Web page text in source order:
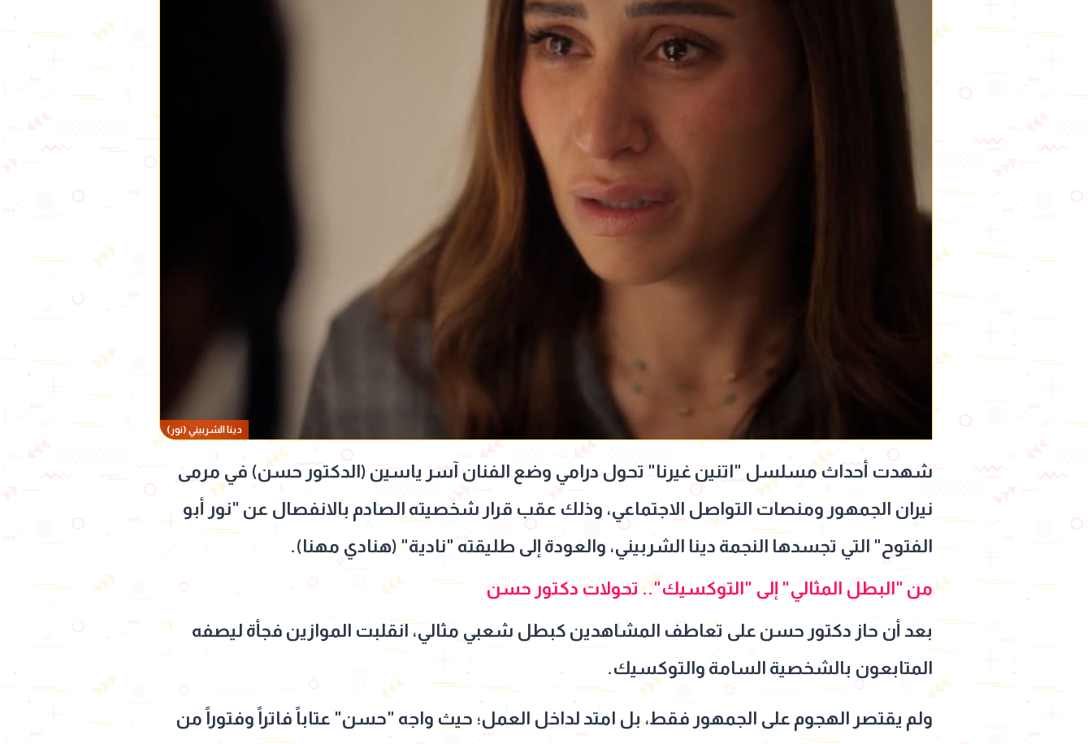
دينا الشربيني (نور)
شهدت أحداث مسلسل "اتنين غيرنا" تحول درامي وضع الفنان آسر ياسين (الدكتور حسن) في مرمى
نيران الجمهور ومنصات التواصل الاجتماعي، وذلك عقب قرار شخصيته الصادم بالانفصال عن "نور أبو
الفتوح" التي تجسدها النجمة دينا الشربيني، والعودة إلى طليقته "نادية" (هنادي مهنا).
من "البطل المثالي" إلى "التوكسيك".. تحولات دكتور حسن
بعد أن حاز دكتور حسن على تعاطف المشاهدين كبطل شعبي مثالي، انقلبت الموازين فجأة ليصفه
المتابعون بالشخصية السامة والتوكسيك.
ولم يقتصر الهجوم على الجمهور فقط، بل امتد لداخل العمل؛ حيث واجه "حسن" عتاباً فاتراً وفتوراً من